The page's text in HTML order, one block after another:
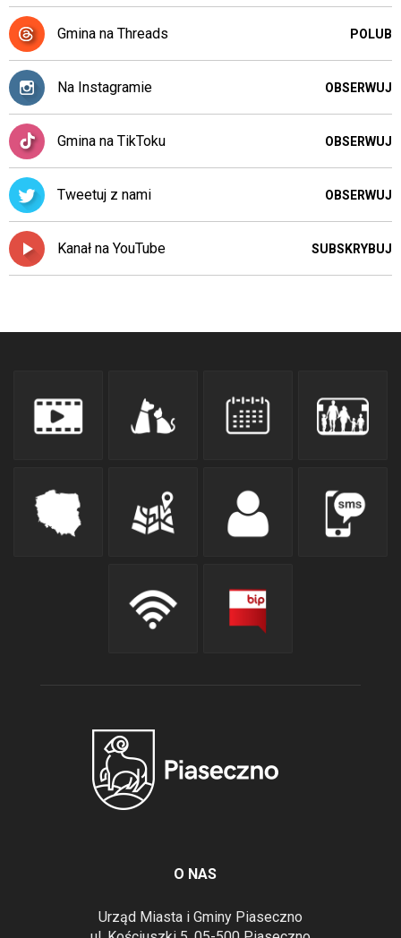
Gmina na Threads POLUB
Na Instagramie OBSERWUJ
Gmina na TikToku OBSERWUJ
Tweetuj z nami OBSERWUJ
Kanał na YouTube SUBSKRYBUJ
O NAS
Urząd Miasta i Gminy Piaseczno